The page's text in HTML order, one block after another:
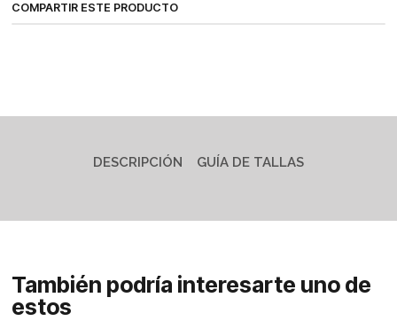
COMPARTIR ESTE PRODUCTO
DESCRIPCIÓN GUÍA DE TALLAS
También podría interesarte uno de
estos